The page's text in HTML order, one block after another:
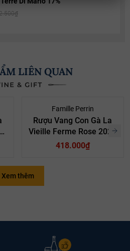
LIÊN QUAN
Famille Perrin
Rượu Vang Con Gà La
Vieille Ferme Rose 2024
418.000₫
Xem thêm